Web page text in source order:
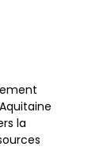
la